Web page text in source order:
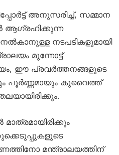
അനുസരിച്ച്, സമ്മാന
ആഗ്രഹിക്കുന്ന
നടപടികളുമായി
മുന്നോട്ട്
ഈ പ്രവർത്തനങ്ങളുടെ
പൂർണ്ണമായും കുവൈത്ത്
മന്ത്രാലയത്തിന്